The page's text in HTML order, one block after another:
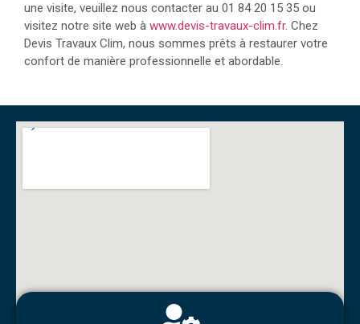
une visite, veuillez nous contacter au 01 84 20 15 35 ou
visitez notre site web à www.devis-travaux-clim.fr. Chez
Devis Travaux Clim, nous sommes prêts à restaurer votre
confort de manière professionnelle et abordable.